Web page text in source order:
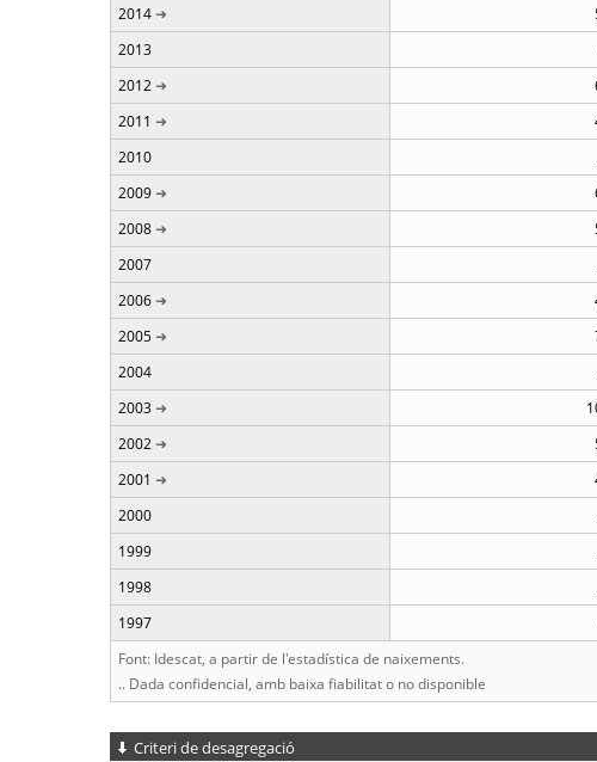
2014
2013
2012
2011
2010
2009
2008
2007
2006
2005
2004
2003
2002
2001
2000
1999
1998
1997
Font: Idescat, a partir de l'estadística de naixements.
.. Dada confidencial, amb baixa fiabilitat o no disponible
Criteri de desagregació